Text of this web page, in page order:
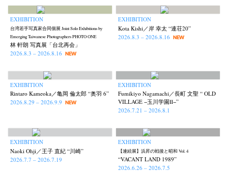
EXHIBITION
台湾若手写真家合同個展 Joint Solo Exhibitions by
Emerging Taiwanese Photographers PHOTO ONE
林 軒朗 写真展「台北再会」
2026.8.3 – 2026.8.16
NEW
EXHIBITION
Kota Kishi／岸 幸太 “連荘20”
2026.8.3 – 2026.8.16 NEW
EXHIBITION
Rintaro Kameoka／亀岡 倫太郎 “奥羽 6”
2026.8.29 – 2026.9.9
NEW
EXHIBITION
Fumikiyo Nagamachi／長町 文聖 “ OLD
VILLAGE −玉川学園Ⅱ−”
2026.7.21 – 2026.8.1
EXHIBITION
Naoki Ohji／王子 直紀 “川崎”
2026.7.7 – 2026.7.19
EXHIBITION
【連続展】浜昇の戦後と昭和 Vol. 4
“VACANT LAND 1989”
2026.6.26 – 2026.7.5